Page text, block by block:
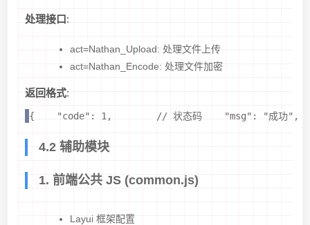
处理接口:
act=Nathan_Upload: 处理文件上传
act=Nathan_Encode: 处理文件加密
返回格式:
{    "code": 1,        // 状态码    "msg": "成功",
4.2 辅助模块
1. 前端公共 JS (common.js)
Layui 框架配置